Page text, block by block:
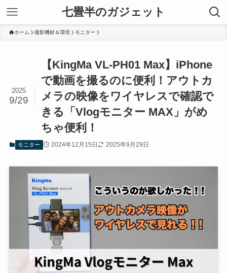
七畳半のガジェット
ホーム 撮影機材＆環境 モニター
【KingMa VL-PH01 Max】iPhone
で動画を撮るのに便利！アウトカ
メラの映像をワイヤレスで確認で
きる「Vlogモニター MAX」がめ
ちゃ便利！
2025
9/29
モニター 2024年12月15日 2025年9月29日